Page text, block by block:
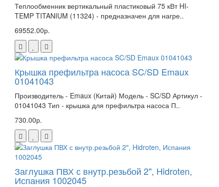
Теплообменник вертикальный пластиковый 75 кВт HI-
TEMP TITANIUM (11324) - предназначен для нагре..
69552.00р.
Крышка префильтра насоса SC/SD Emaux
01041043
Производитель - Emaux (Китай) Модель - SC/SD Артикул -
01041043 Тип - крышка для префильтра насоса П..
730.00р.
Заглушка ПВХ с внутр.резьбой 2", Hidroten,
Испания 1002045